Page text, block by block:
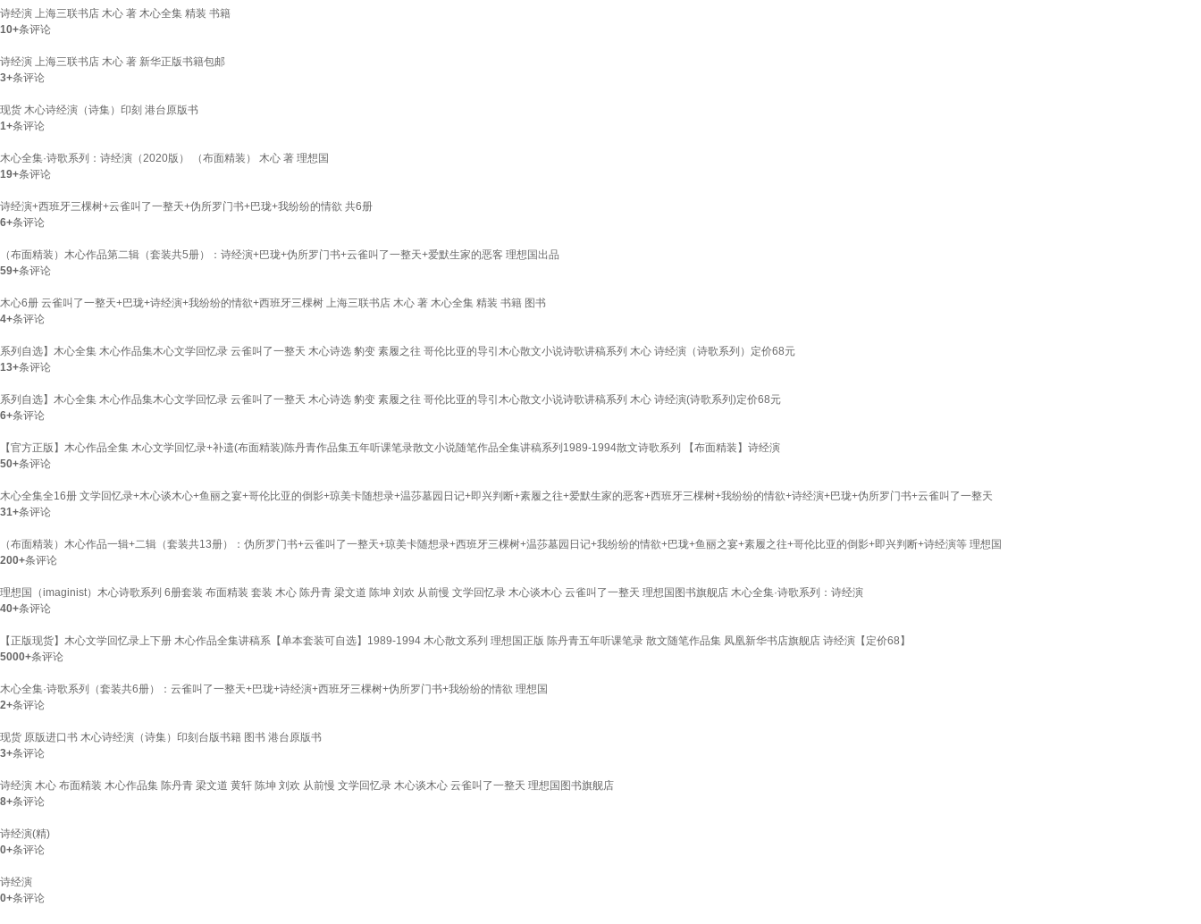
诗经演 上海三联书店 木心 著 木心全集 精装 书籍
10+条评论
诗经演 上海三联书店 木心 著 新华正版书籍包邮
3+条评论
现货 木心诗经演（诗集）印刻 港台原版书
1+条评论
木心全集·诗歌系列：诗经演（2020版） （布面精装） 木心 著 理想国
19+条评论
诗经演+西班牙三棵树+云雀叫了一整天+伪所罗门书+巴珑+我纷纷的情欲 共6册
6+条评论
（布面精装）木心作品第二辑（套装共5册）：诗经演+巴珑+伪所罗门书+云雀叫了一整天+爱默生家的恶客 理想国出品
59+条评论
木心6册 云雀叫了一整天+巴珑+诗经演+我纷纷的情欲+西班牙三棵树 上海三联书店 木心 著 木心全集 精装 书籍 图书
4+条评论
系列自选】木心全集 木心作品集木心文学回忆录 云雀叫了一整天 木心诗选 豹变 素履之往 哥伦比亚的导引木心散文小说诗歌讲稿系列 木心 诗经演（诗歌系列）定价68元
13+条评论
系列自选】木心全集 木心作品集木心文学回忆录 云雀叫了一整天 木心诗选 豹变 素履之往 哥伦比亚的导引木心散文小说诗歌讲稿系列 木心 诗经演(诗歌系列)定价68元
6+条评论
【官方正版】木心作品全集 木心文学回忆录+补遗(布面精装)陈丹青作品集五年听课笔录散文小说随笔作品全集讲稿系列1989-1994散文诗歌系列 【布面精装】诗经演
50+条评论
木心全集全16册 文学回忆录+木心谈木心+鱼丽之宴+哥伦比亚的倒影+琼美卡随想录+温莎墓园日记+即兴判断+素履之往+爱默生家的恶客+西班牙三棵树+我纷纷的情欲+诗经演+巴珑+伪所罗门书+云雀叫了一整天
31+条评论
（布面精装）木心作品一辑+二辑（套装共13册）：伪所罗门书+云雀叫了一整天+琼美卡随想录+西班牙三棵树+温莎墓园日记+我纷纷的情欲+巴珑+鱼丽之宴+素履之往+哥伦比亚的倒影+即兴判断+诗经演等 理想国
200+条评论
理想国（imaginist）木心诗歌系列 6册套装 布面精装 套装 木心 陈丹青 梁文道 陈坤 刘欢 从前慢 文学回忆录 木心谈木心 云雀叫了一整天 理想国图书旗舰店 木心全集·诗歌系列：诗经演
40+条评论
【正版现货】木心文学回忆录上下册 木心作品全集讲稿系【单本套装可自选】1989-1994 木心散文系列 理想国正版 陈丹青五年听课笔录 散文随笔作品集 凤凰新华书店旗舰店 诗经演【定价68】
5000+条评论
木心全集·诗歌系列（套装共6册）：云雀叫了一整天+巴珑+诗经演+西班牙三棵树+伪所罗门书+我纷纷的情欲 理想国
2+条评论
现货 原版进口书 木心诗经演（诗集）印刻台版书籍 图书 港台原版书
3+条评论
诗经演 木心 布面精装 木心作品集 陈丹青 梁文道 黄轩 陈坤 刘欢 从前慢 文学回忆录 木心谈木心 云雀叫了一整天 理想国图书旗舰店
8+条评论
诗经演(精)
0+条评论
诗经演
0+条评论